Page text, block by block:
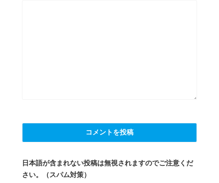
日本語が含まれない投稿は無視されますのでご注意くだ
さい。（スパム対策）